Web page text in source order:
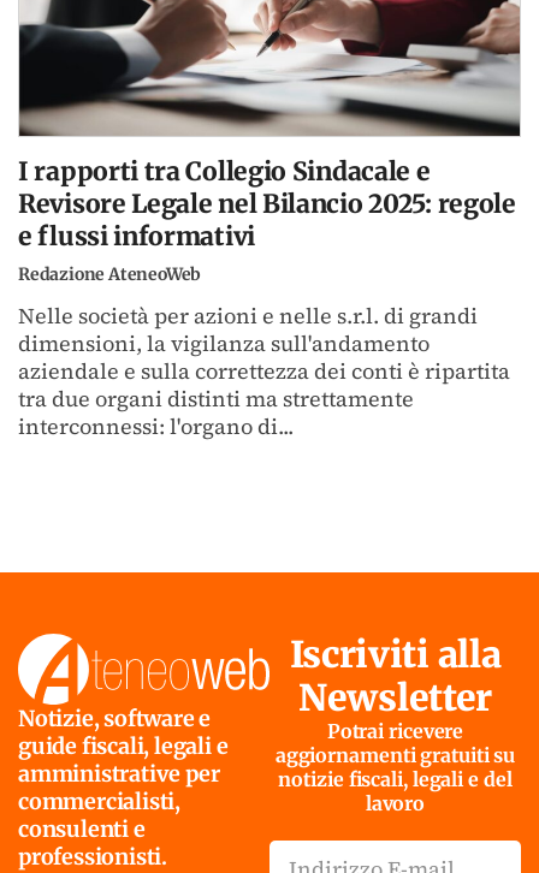
I rapporti tra Collegio Sindacale e
Revisore Legale nel Bilancio 2025: regole
e flussi informativi
Redazione AteneoWeb
Nelle società per azioni e nelle s.r.l. di grandi
dimensioni, la vigilanza sull'andamento
aziendale e sulla correttezza dei conti è ripartita
tra due organi distinti ma strettamente
interconnessi: l'organo di...
Notizie, software e
guide fiscali, legali e
amministrative per
commercialisti,
consulenti e
professionisti.
Iscriviti alla
Newsletter
Potrai ricevere
aggiornamenti gratuiti su
notizie fiscali, legali e del
lavoro